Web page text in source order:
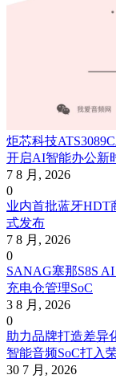
炬芯科技
开启AI智能办公新
7 8 月, 2026
0
业内首批蓝牙HDT
式发布
7 8 月, 2026
0
SANAG塞那S8S
充电仓管理SoC
3 8 月, 2026
0
助力品牌打造差异
智能音频SoC打入
30 7 月, 2026